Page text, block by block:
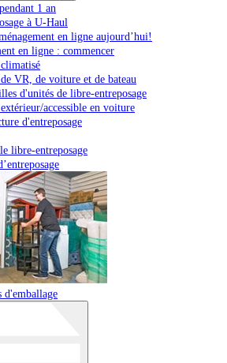
1 an
à U-Haul
en ligne aujourd’hui!
en ligne : commencer
VR, de voiture et de bateau
d'unités de libre-entreposage
accessible en voiture
d'entreposage
libre-entreposage
d'emballage